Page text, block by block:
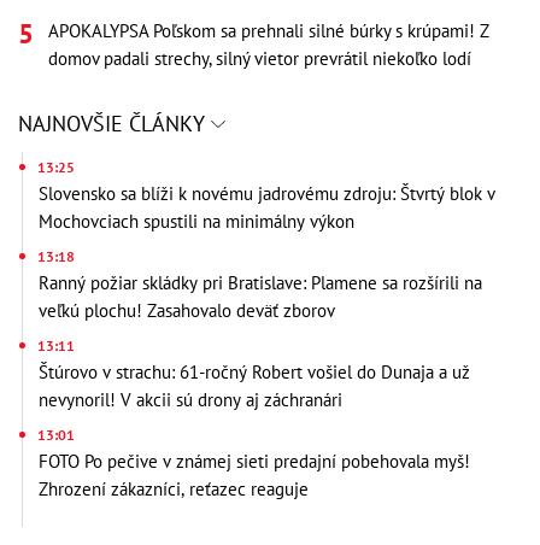
APOKALYPSA Poľskom sa prehnali silné búrky s krúpami! Z
domov padali strechy, silný vietor prevrátil niekoľko lodí
NAJNOVŠIE ČLÁNKY
13:25
Slovensko sa blíži k novému jadrovému zdroju: Štvrtý blok v
Mochovciach spustili na minimálny výkon
13:18
Ranný požiar skládky pri Bratislave: Plamene sa rozšírili na
veľkú plochu! Zasahovalo deväť zborov
13:11
Štúrovo v strachu: 61-ročný Robert vošiel do Dunaja a už
nevynoril! V akcii sú drony aj záchranári
13:01
FOTO Po pečive v známej sieti predajní pobehovala myš!
Zhrození zákazníci, reťazec reaguje